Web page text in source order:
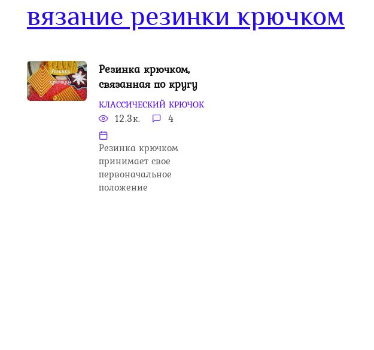
вязание резинки крючком
Резинка крючком,
связанная по кругу
КЛАССИЧЕСКИЙ КРЮЧОК
12.3к. 4
Резинка крючком
принимает свое
первоначальное
положение